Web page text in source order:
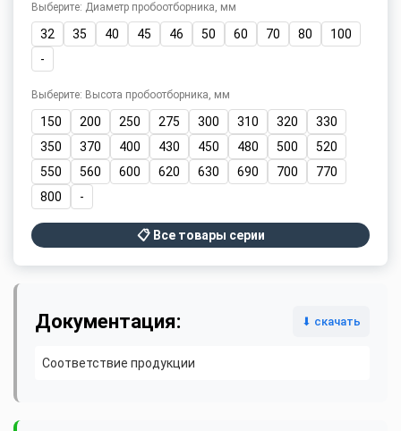
Выберите: Диаметр пробоотборника, мм
32 35 40 45 46 50 60 70 80
100
-
Выберите: Высота пробоотборника, мм
150 200 250 275 300 310 320
330
350
370 400 430 450 480 500
520
550
560 600 620 630 690 700
770
800
-
📋 Все товары серии
Документация: ⬇ скачать
Соответствие продукции